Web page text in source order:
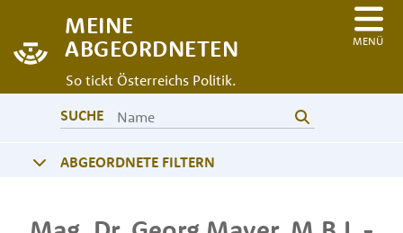
MEINE
ABGEORDNETEN
So tickt Österreichs Politik.
MENÜ
SUCHE
ABGEORDNETE FILTERN